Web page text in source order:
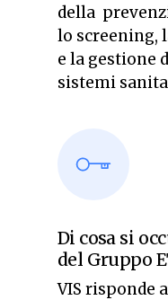
della
lo screening,
e la gestione
sistemi
Di cosa si
del Gruppo
VIS risponde